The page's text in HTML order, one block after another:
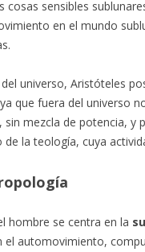
cosas sensibles
en el mundo
universo, Aristóteles
que fuera del universo
, sin mezcla de potencia, y
la teología, cuya
hombre se centra en la
el automovimiento,